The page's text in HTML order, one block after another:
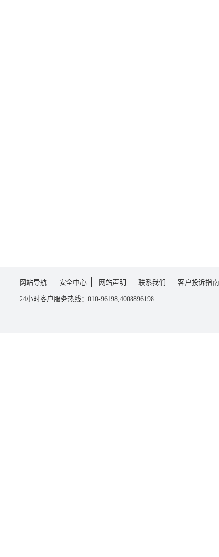
网站导航 安全中心 网站声明 联系我们 客户投诉指南
24小时客户服务热线：010-96198,4008896198